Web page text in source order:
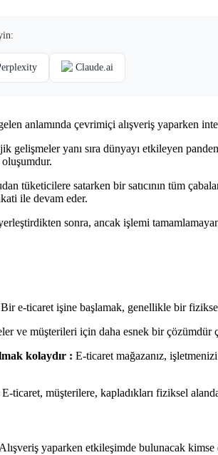
Claude.ai
anlamında çevrimiçi alışveriş yaparken
yanı sıra dünyayı etkileyen
tüketicilere satarken bir satıcının tüm
ile devam eder.
sonra, ancak işlemi
e-ticaret işine başlamak, genellikle bir
ve müşterileri için daha esnek bir çözümdür
kolaydır : E-ticaret mağazanız,
E-ticaret, müşterilere, kapladıkları fiziksel
Alışveriş yaparken etkileşimde bulunacak kimse